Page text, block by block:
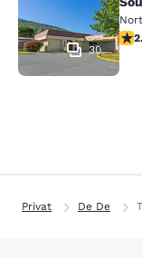
30
Privat De De